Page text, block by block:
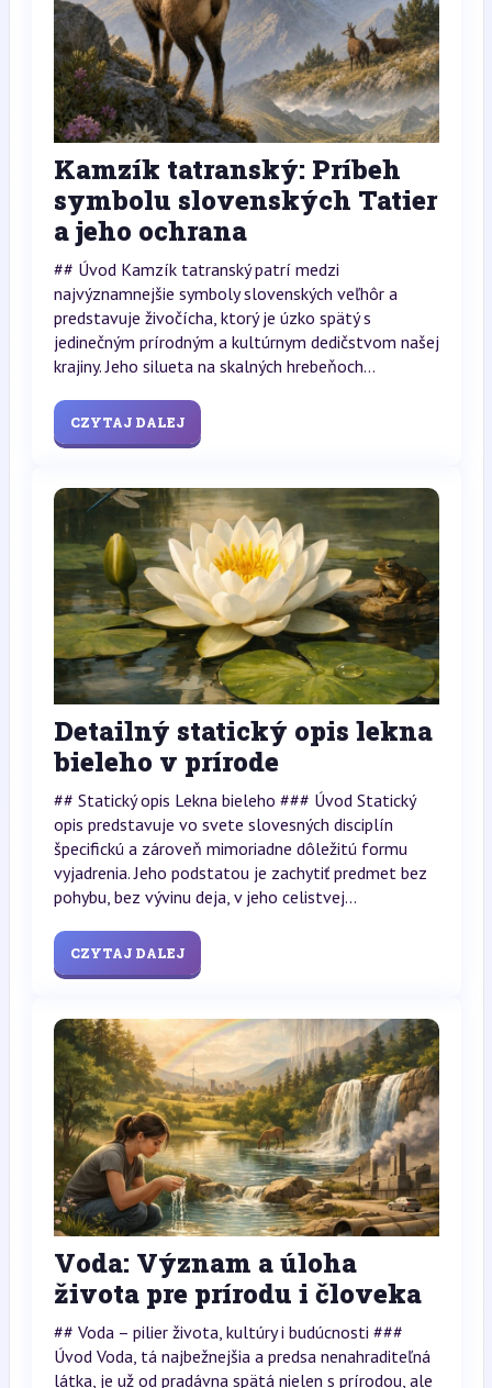
Kamzík tatranský: Príbeh
symbolu slovenských Tatier
a jeho ochrana
## Úvod Kamzík tatranský patrí medzi
najvýznamnejšie symboly slovenských veľhôr a
predstavuje živočícha, ktorý je úzko spätý s
jedinečným prírodným a kultúrnym dedičstvom našej
krajiny. Jeho silueta na skalných hrebeňoch...
CZYTAJ DALEJ
Detailný statický opis lekna
bieleho v prírode
## Statický opis Lekna bieleho ### Úvod Statický
opis predstavuje vo svete slovesných disciplín
špecifickú a zároveň mimoriadne dôležitú formu
vyjadrenia. Jeho podstatou je zachytiť predmet bez
pohybu, bez vývinu deja, v jeho celistvej...
CZYTAJ DALEJ
Voda: Význam a úloha
života pre prírodu i človeka
## Voda – pilier života, kultúry i budúcnosti ###
Úvod Voda, tá najbežnejšia a predsa nenahraditeľná
látka, je už od pradávna spätá nielen s prírodou, ale